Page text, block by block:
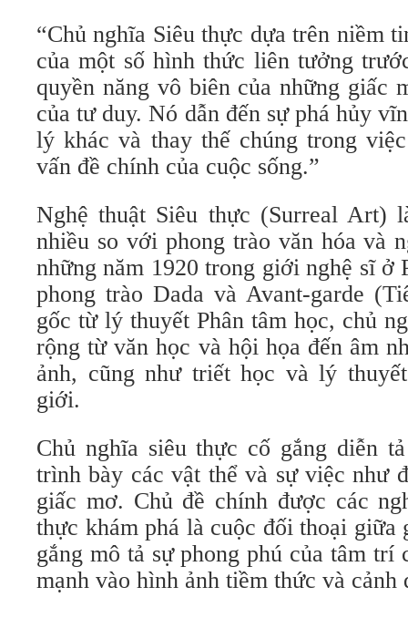
“Chủ nghĩa Siêu thực dựa trên niềm
của một số hình thức liên tưởng
quyền năng vô biên của những giấc
của tư duy. Nó dẫn đến sự phá hủy
lý khác và thay thế chúng trong
vấn đề chính của cuộc sống.”
Nghệ thuật Siêu thực (Surreal Art)
nhiều so với phong trào văn hóa và
những năm 1920 trong giới nghệ sĩ ở
phong trào Dada và Avant-garde
gốc từ lý thuyết Phân tâm học, chủ
rộng từ văn học và hội họa đến âm
ảnh, cũng như triết học và lý
giới.
Chủ nghĩa siêu thực cố gắng diễn
trình bày các vật thể và sự việc như
giấc mơ. Chủ đề chính được các
thực khám phá là cuộc đối thoại giữa
gắng mô tả sự phong phú của tâm trí
mạnh vào hình ảnh tiềm thức và cảnh